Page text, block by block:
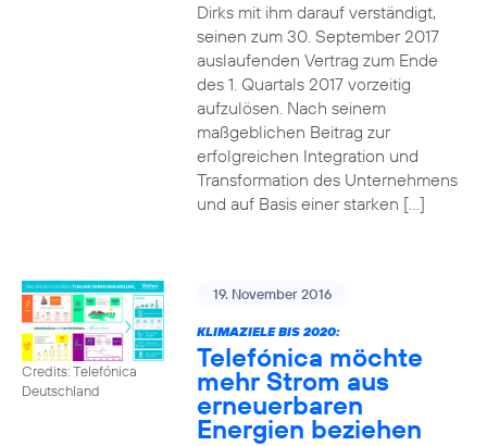
Dirks mit ihm darauf verständigt,
seinen zum 30. September 2017
auslaufenden Vertrag zum Ende
des 1. Quartals 2017 vorzeitig
aufzulösen. Nach seinem
maßgeblichen Beitrag zur
erfolgreichen Integration und
Transformation des Unternehmens
und auf Basis einer starken […]
Credits: Telefónica
Deutschland
19. November 2016
KLIMAZIELE BIS 2020:
Telefónica möchte
mehr Strom aus
erneuerbaren
Energien beziehen